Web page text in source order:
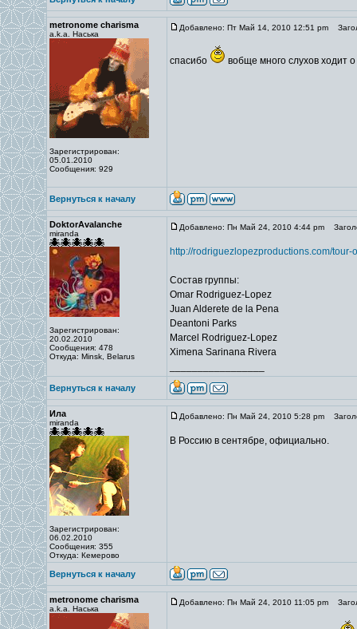
metronome charisma
a.k.a. Наська
Зарегистрирован:
05.01.2010
Сообщения: 929
Добавлено: Пт Май 14, 2010 12:51 pm
спасибо вобще много слухов ходит
Вернуться к началу
DoktorAvalanche
miranda
Зарегистрирован:
20.02.2010
Сообщения: 478
Откуда: Minsk, Belarus
Добавлено: Пн Май 24, 2010 4:44 pm
http://rodriguezlopezproductions.com/
Состав группы:
Omar Rodriguez-Lopez
Juan Alderete de la Pena
Deantoni Parks
Marcel Rodriguez-Lopez
Ximena Sarinana Rivera
Вернуться к началу
Ила
miranda
Зарегистрирован:
06.02.2010
Сообщения: 355
Откуда: Кемерово
Добавлено: Пн Май 24, 2010 5:28 pm
В Россию в сентябре, официально.
Вернуться к началу
metronome charisma
a.k.a. Наська
Добавлено: Пн Май 24, 2010 11:05 pm